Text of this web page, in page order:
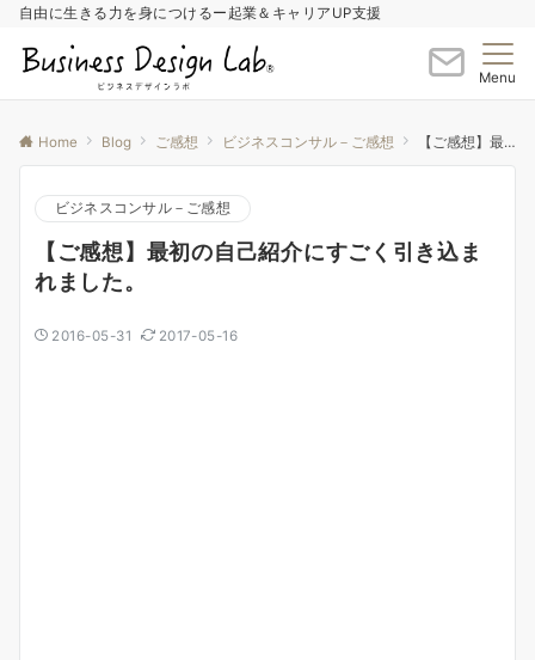
自由に生きる力を身につけるー起業＆キャリアUP支援
Menu
Home Blog ご感想 ビジネスコンサル－ご感想 【ご感想】最初の自己紹介にすごく引き込まれました。
ビジネスコンサル－ご感想
【ご感想】最初の自己紹介にすごく引き込ま
れました。
2016-05-31 2017-05-16